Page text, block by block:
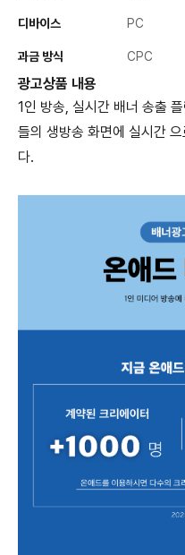
디바이스 PC
과금 방식 CPC
광고상품 내용
1인 방송, 실시간 배너 송출
들의 생방송 화면에 실시간
다.